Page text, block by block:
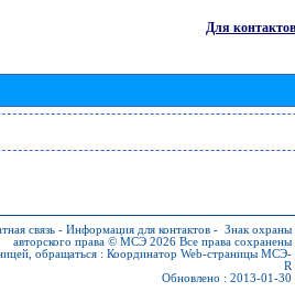
Для контактов
связь - Информация для контактов - Знак охраны
авторского права © МСЭ 2026 Все права сохранены
обращаться : Координатор Web-страницы МСЭ-
R
Обновлено : 2013-01-30